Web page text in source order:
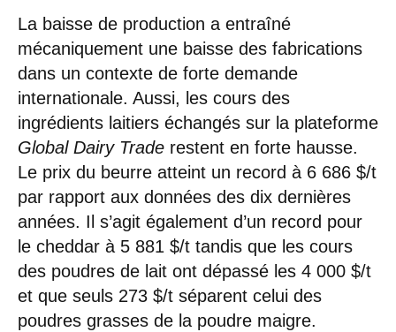
La baisse de production a entraîné
mécaniquement une baisse des fabrications
dans un contexte de forte demande
internationale. Aussi, les cours des
ingrédients laitiers échangés sur la plateforme
Global Dairy Trade restent en forte hausse.
Le prix du beurre atteint un record à 6 686 $/t
par rapport aux données des dix dernières
années. Il s’agit également d’un record pour
le cheddar à 5 881 $/t tandis que les cours
des poudres de lait ont dépassé les 4 000 $/t
et que seuls 273 $/t séparent celui des
poudres grasses de la poudre maigre.